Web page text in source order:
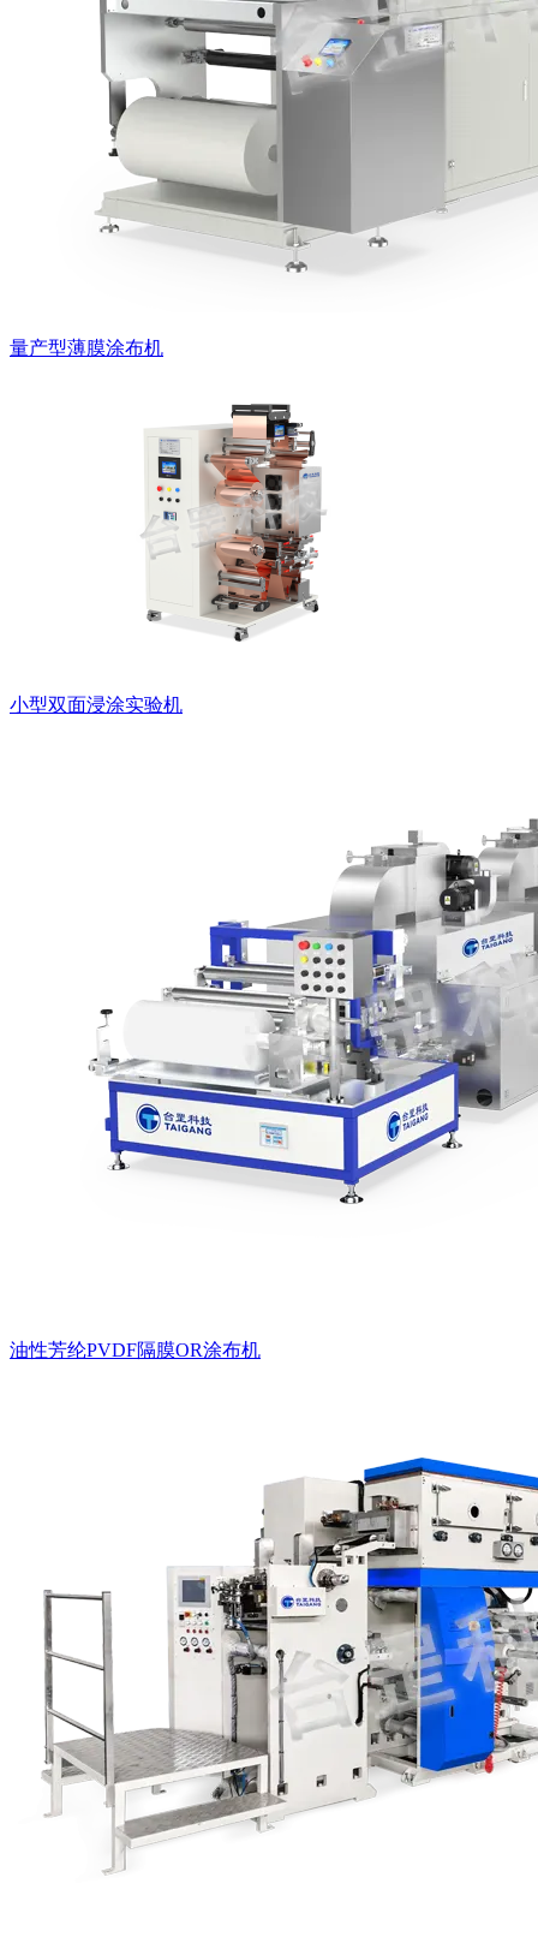
量产型薄膜涂布机
小型双面浸涂实验机
油性芳纶PVDF隔膜OR涂布机